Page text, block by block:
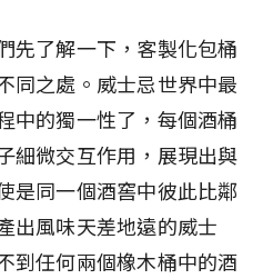
先了解一下，客製化包桶
同之處。威士忌世界中最
中的獨一性了，每個酒桶
細微交互作用，展現出與
是同一個酒窖中彼此比鄰
出風味天差地遠的威士
到任何兩個橡木桶中的酒